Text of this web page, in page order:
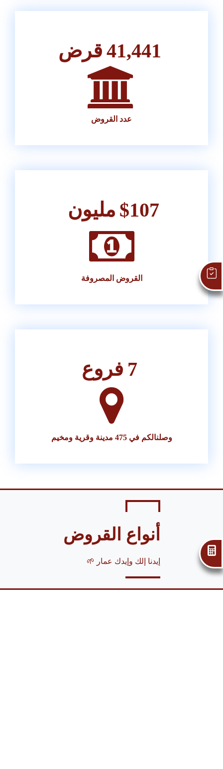
اطلب قرضك
41,441 قرض
عدد القروض
107
$ مليون
القروض المصروفة
7 فروع
وصلنالكم في 475 مدينة وقرية ومخيم
أنواع القروض
إيدنا إلك وإيدك عمار 🌱